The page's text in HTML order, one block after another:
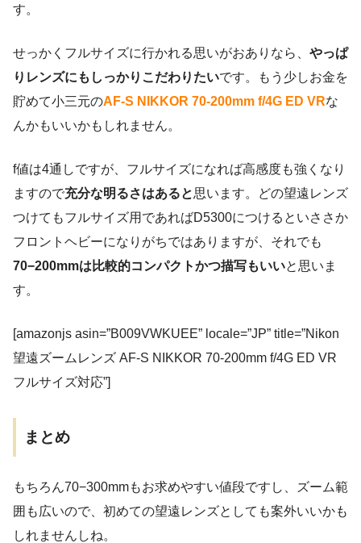
す。
せっかくフルサイズに行かれる思いがおありなら、 やっぱ
りレンズにもしっかりこだわりたいです。もう少しお金を
貯めて小三元のAF-S NIKKOR 70-200mm f/4G ED VRな
んかもいいかもしれません。
f値は4通しですが、フルサイズになれば高感度も強くなり
ますので充分な明るさはあると思います。どの望遠レンズ
つけてもフルサイズ用であればD5300につけるといささか
フロントヘビーになりがちではありますが、それでも
70−200mmは比較的コンパクトかつ描写もいいと思いま
す。
[amazonjs asin=”B009VWKUEE” locale=”JP” title=”Nikon
望遠ズームレンズ AF-S NIKKOR 70-200mm f/4G ED VR
フルサイズ対応”]
まとめ
もちろん70−300mmもお求めやすい値段ですし、ズーム範
囲も広いので、初めての望遠レンズとしても案外いいかも
しれませんしね。